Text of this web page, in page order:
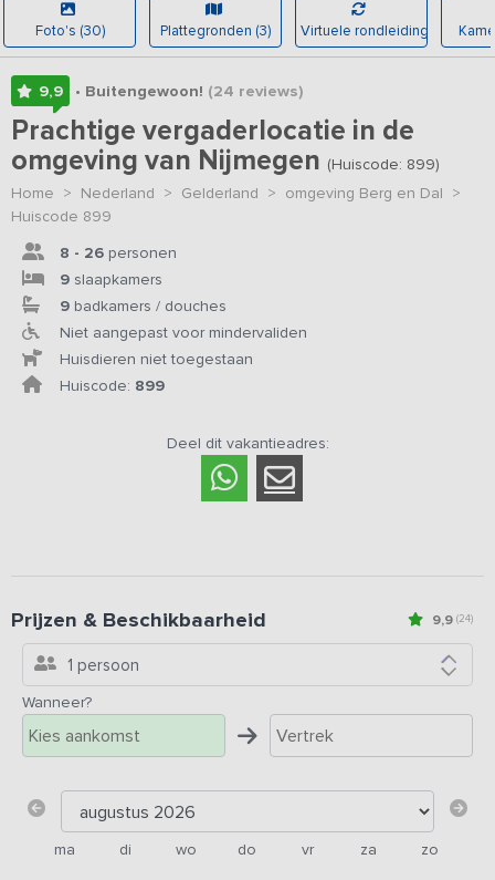
Foto's (30) Plattegronden (3) Virtuele rondleiding
9,9 • Buitengewoon! (24 reviews)
Prachtige vergaderlocatie in de
omgeving van Nijmegen (Huiscode: 899)
Home > Nederland > Gelderland > omgeving Berg en Dal >
Huiscode 899
8 - 26 personen
9 slaapkamers
9 badkamers / douches
Niet aangepast voor mindervaliden
Huisdieren niet toegestaan
Huiscode: 899
Deel dit vakantieadres:
9,9 (24)
Prijzen & Beschikbaarheid
1 persoon
Wanneer?
ma di wo do vr za zo